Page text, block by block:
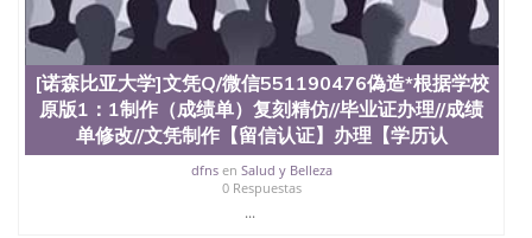
[诺森比亚大学]文凭Q/微信551190476偽造*根据学校
原版1：1制作（成绩单）复刻精仿//毕业证办理//成绩
单修改//文凭制作【留信认证】办理【学历认
dfnsen Salud y Belleza
0 Respuestas
...